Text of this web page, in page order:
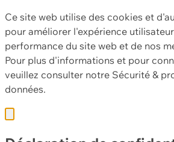
Ce site web utilise des cookies et
pour améliorer l'expérience
performance du site web et de nos
Pour plus d'informations et pour
veuillez consulter notre Sécurité &
données.